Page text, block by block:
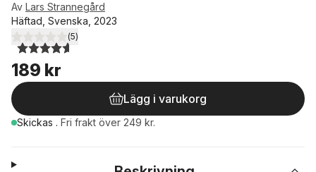
Av Lars Strannegård
Häftad, Svenska, 2023
4,6utav 5 stjärnor. Totalt antal röster:
(5)
189 kr
Lägg i varukorg
Skickas . Fri frakt över 249 kr.